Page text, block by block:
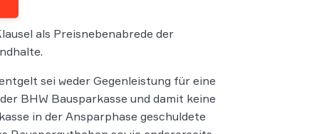
als Preisnebenabrede der
sei weder Gegenleistung für eine
BHW Bausparkasse und damit keine
in der Ansparphase geschuldete